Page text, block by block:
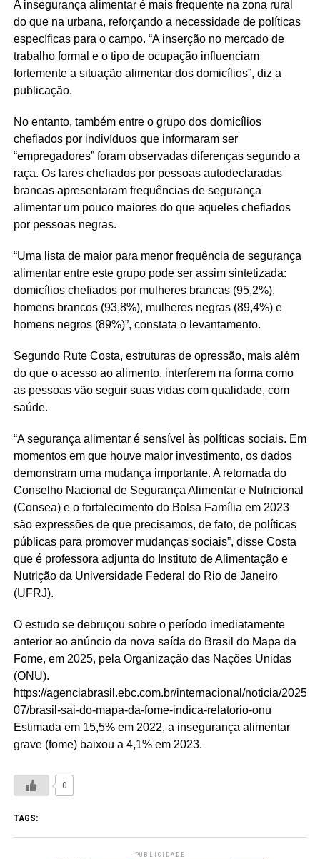
A insegurança alimentar é mais frequente na zona rural
do que na urbana, reforçando a necessidade de políticas
específicas para o campo. “A inserção no mercado de
trabalho formal e o tipo de ocupação influenciam
fortemente a situação alimentar dos domicílios”, diz a
publicação.
No entanto, também entre o grupo dos domicílios
chefiados por indivíduos que informaram ser
“empregadores” foram observadas diferenças segundo a
raça. Os lares chefiados por pessoas autodeclaradas
brancas apresentaram frequências de segurança
alimentar um pouco maiores do que aqueles chefiados
por pessoas negras.
“Uma lista de maior para menor frequência de segurança
alimentar entre este grupo pode ser assim sintetizada:
domicílios chefiados por mulheres brancas (95,2%),
homens brancos (93,8%), mulheres negras (89,4%) e
homens negros (89%)”, constata o levantamento.
Segundo Rute Costa, estruturas de opressão, mais além
do que o acesso ao alimento, interferem na forma como
as pessoas vão seguir suas vidas com qualidade, com
saúde.
“A segurança alimentar é sensível às políticas sociais. Em
momentos em que houve maior investimento, os dados
demonstram uma mudança importante. A retomada do
Conselho Nacional de Segurança Alimentar e Nutricional
(Consea) e o fortalecimento do Bolsa Família em 2023
são expressões de que precisamos, de fato, de políticas
públicas para promover mudanças sociais”, disse Costa
que é professora adjunta do Instituto de Alimentação e
Nutrição da Universidade Federal do Rio de Janeiro
(UFRJ).
O estudo se debruçou sobre o período imediatamente
anterior ao anúncio da nova saída do Brasil do Mapa da
Fome, em 2025, pela Organização das Nações Unidas
(ONU).
https://agenciabrasil.ebc.com.br/internacional/noticia/2025-
07/brasil-sai-do-mapa-da-fome-indica-relatorio-onu
Estimada em 15,5% em 2022, a insegurança alimentar
grave (fome) baixou a 4,1% em 2023.
0
TAGS:
PUBLICIDADE